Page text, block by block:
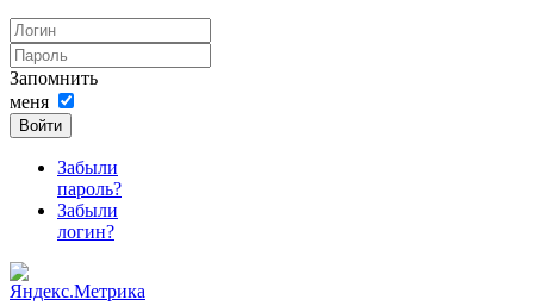
Запомнить
меня
Войти
Забыли
пароль?
Забыли
логин?